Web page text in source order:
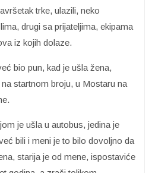
trke, ulazili, neko
drugi sa prijateljima, ekipama
iz kojih dolaze.
bio pun, kad je ušla žena,
startnom broju, u Mostaru na
je ušla u autobus, jedina je
bili i meni je to bilo dovoljno da
starija je od mene, ispostaviće